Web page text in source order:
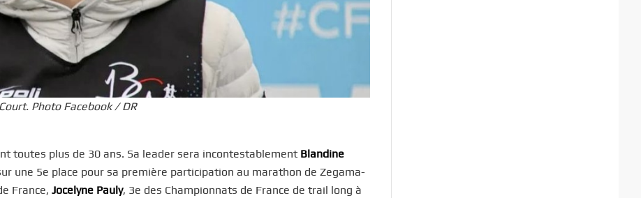
Photo Facebook / DR
toutes plus de 30 ans. Sa leader sera incontestablement Blandine
une 5e place pour sa première participation au marathon de Zegama-
France, Jocelyne Pauly, 3e des Championnats de France de trail long à